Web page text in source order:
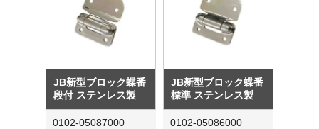
JB新型ブロック蝶番
段付 ステンレス製
0102-05087000
JB新型ブロック蝶番
標準 ステンレス製
0102-05086000